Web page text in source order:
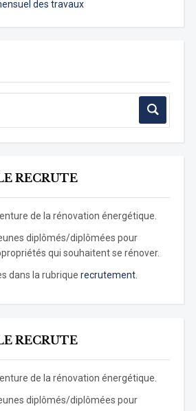
des travaux
RECRUTE
de la rénovation énergétique.
diplômés/diplômées pour
qui souhaitent se rénover.
dans la rubrique recrutement.
RECRUTE
de la rénovation énergétique.
diplômés/diplômées pour